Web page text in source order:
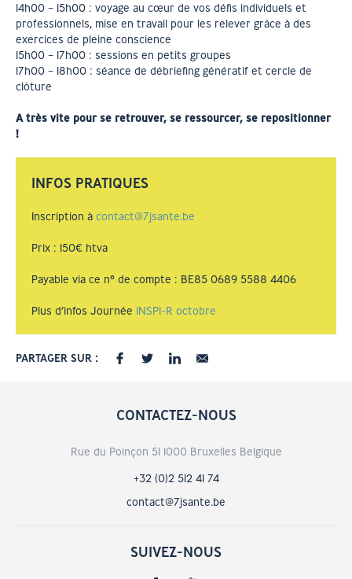
14h00 – 15h00 : voyage au cœur de vos défis individuels et
professionnels, mise en travail pour les relever grâce à des
exercices de pleine conscience
15h00 – 17h00 : sessions en petits groupes
17h00 – 18h00 : séance de débriefing génératif et cercle de
clôture
A très vite pour se retrouver, se ressourcer, se repositionner
!
INFOS PRATIQUES
Inscription à contact@7jsante.be
Prix : 150€ htva
Payable via ce n° de compte : BE85 0689 5588 4406
Plus d’infos Journée INSPI-R octobre
PARTAGER SUR :
CONTACTEZ-NOUS
Rue du Poinçon 51 1000 Bruxelles Belgique
+32 (0)2 512 41 74
contact@7jsante.be
SUIVEZ-NOUS